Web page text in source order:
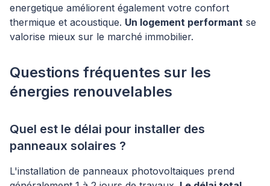
energetique améliorent également votre confort
thermique et acoustique. Un logement performant se
valorise mieux sur le marché immobilier.
Questions fréquentes sur les
énergies renouvelables
Quel est le délai pour installer des
panneaux solaires ?
L'installation de panneaux photovoltaiques prend